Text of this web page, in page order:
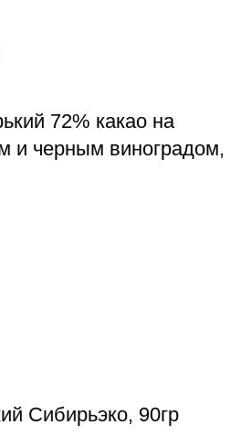
72% какао на
и черным виноградом,
Сибирьэко, 90гр